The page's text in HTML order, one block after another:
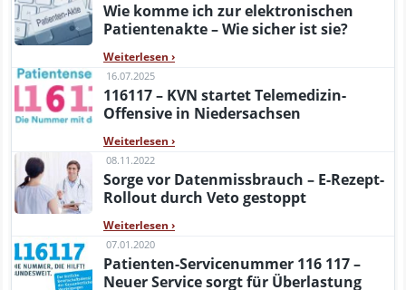
Wie komme ich zur elektronischen
Patientenakte – Wie sicher ist sie?
Weiterlesen ›
16.07.2025
116117 – KVN startet Telemedizin-
Offensive in Niedersachsen
Weiterlesen ›
08.11.2022
Sorge vor Datenmissbrauch – E-Rezept-
Rollout durch Veto gestoppt
Weiterlesen ›
07.01.2020
Patienten-Servicenummer 116 117 –
Neuer Service sorgt für Überlastung